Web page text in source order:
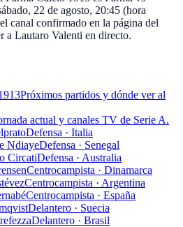
22 de agosto, 20:45 (hora
canal confirmado en la página del
a Lautaro Valenti en directo.
Próximos partidos y dónde ver al
actual y canales TV de Serie A.
Defensa · Italia
NdiayeDefensa · Senegal
CircatiDefensa · Australia
Centrocampista · Dinamarca
Centrocampista · Argentina
Centrocampista · España
Delantero · Suecia
Delantero · Brasil